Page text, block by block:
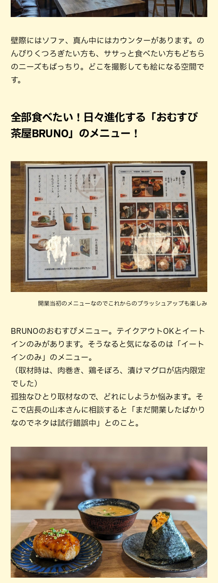
壁際にはソファ、真ん中にはカウンターがあります。の
んびりくつろぎたい方も、ササっと食べたい方もどちら
のニーズもばっちり。どこを撮影しても絵になる空間で
す。
全部食べたい！日々進化する「おむすび
茶屋BRUNO」のメニュー！
開業当初のメニューなのでこれからのブラッシュアップも楽しみ
BRUNOのおむすびメニュー。テイクアウトOKとイート
インのみがあります。そうなると気になるのは「イート
インのみ」のメニュー。
（取材時は、肉巻き、鶏そぼろ、漬けマグロが店内限定
でした）
孤独なひとり取材なので、どれにしようか悩みます。そ
こで店長の山本さんに相談すると「まだ開業したばかり
なのでネタは試行錯誤中」とのこと。